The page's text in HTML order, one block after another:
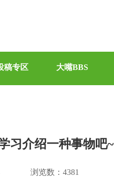
稿专区 大嘴BBS
习介绍一种事物吧~
浏览数：4381